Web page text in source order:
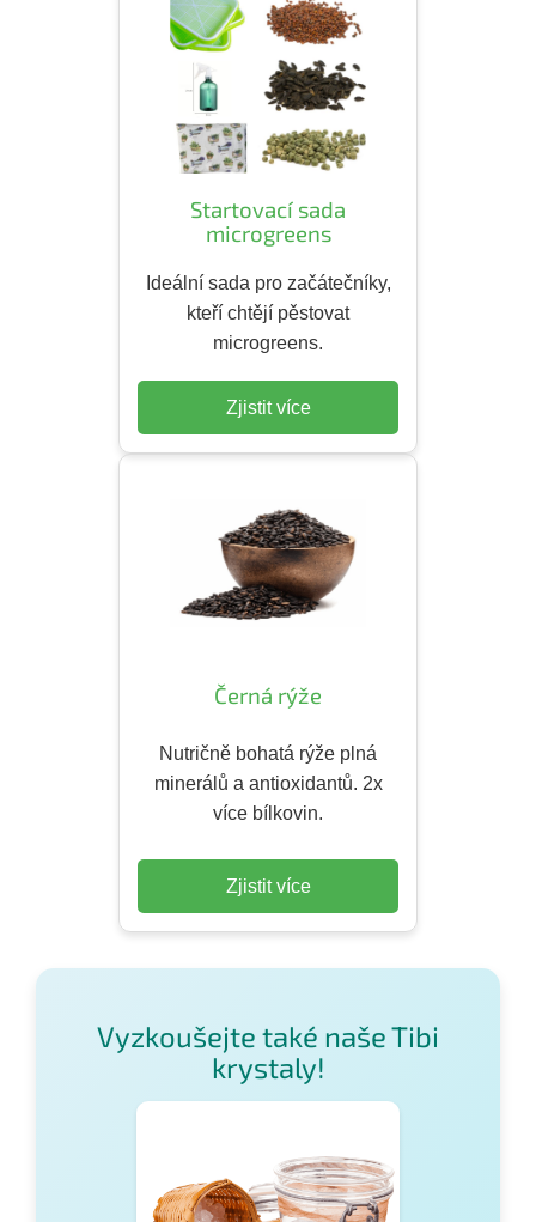
Startovací sada
microgreens
Ideální sada pro začátečníky,
kteří chtějí pěstovat
microgreens.
Zjistit více
Černá rýže
Nutričně bohatá rýže plná
minerálů a antioxidantů. 2x
více bílkovin.
Zjistit více
Vyzkoušejte také naše Tibi
krystaly!